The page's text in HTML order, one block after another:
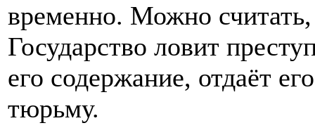
временно. Можно
Государство ловит
его содержание, отдаёт
тюрьму.